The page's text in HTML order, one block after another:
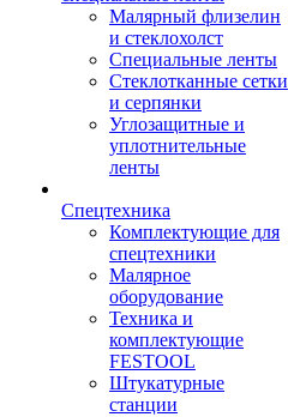
Малярный флизелин
и стеклохолст
Специальные ленты
Стеклотканные сетки
и серпянки
Углозащитные и
уплотнительные
ленты
Спецтехника
Комплектующие для
спецтехники
Малярное
оборудование
Техника и
комплектующие
FESTOOL
Штукатурные
станции